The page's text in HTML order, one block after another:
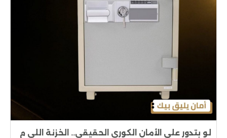
لو بتدور على الأمان الكوري الحقيقي.. الخزنة اللي م